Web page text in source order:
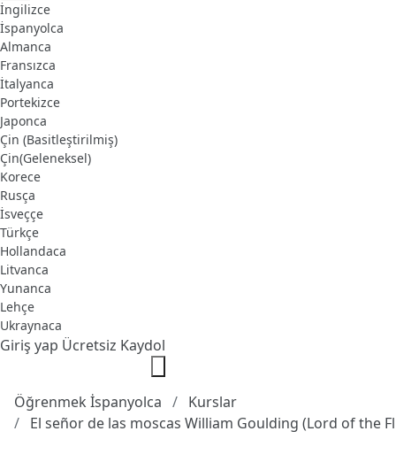
İngilizce
İspanyolca
Almanca
Fransızca
İtalyanca
Portekizce
Japonca
Çin (Basitleştirilmiş)
Çin(Geleneksel)
Korece
Rusça
İsveççe
Türkçe
Hollandaca
Litvanca
Yunanca
Lehçe
Ukraynaca
Giriş yap Ücretsiz Kaydol
Öğrenmek İspanyolca
Kurslar
El señor de las moscas William Goulding (Lord of the